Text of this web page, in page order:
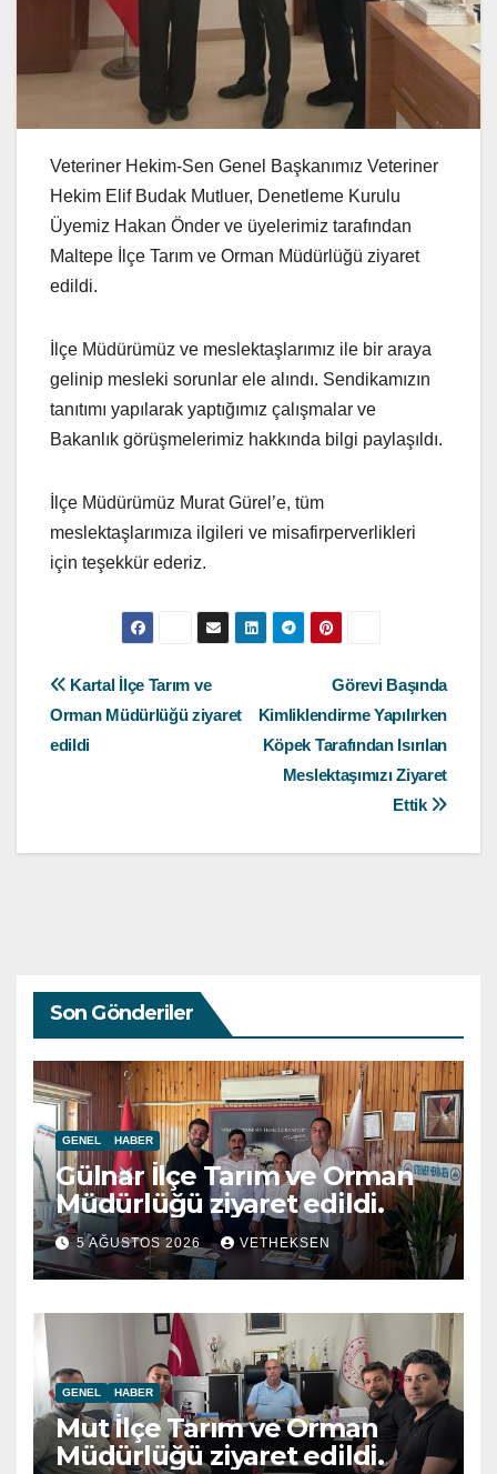
Veteriner Hekim-Sen Genel Başkanımız Veteriner
Hekim Elif Budak Mutluer, Denetleme Kurulu
Üyemiz Hakan Önder ve üyelerimiz tarafından
Maltepe İlçe Tarım ve Orman Müdürlüğü ziyaret
edildi.
İlçe Müdürümüz ve meslektaşlarımız ile bir araya
gelinip mesleki sorunlar ele alındı. Sendikamızın
tanıtımı yapılarak yaptığımız çalışmalar ve
Bakanlık görüşmelerimiz hakkında bilgi paylaşıldı.
İlçe Müdürümüz Murat Gürel’e, tüm
meslektaşlarımıza ilgileri ve misafirperverlikleri
için teşekkür ederiz.
Yazı
gezinmesi
Görevi Başında
Kimliklendirme Yapılırken
Köpek Tarafından Isırılan
Meslektaşımızı Ziyaret
Ettik
Kartal İlçe Tarım ve
Orman Müdürlüğü ziyaret
edildi
Son Gönderiler
GENEL HABER
Gülnar İlçe Tarım ve Orman
Müdürlüğü ziyaret edildi.
5 AĞUSTOS 2026 VETHEKSEN
GENEL HABER
Mut İlçe Tarım ve Orman
Müdürlüğü ziyaret edildi.